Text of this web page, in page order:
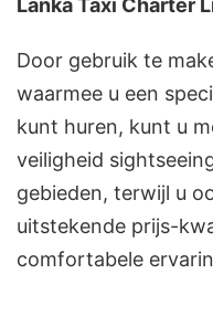
Lanka Taxi Charter
Door gebruik te
waarmee u een
kunt huren, kunt u
veiligheid
gebieden, terwijl u
uitstekende prijs-
comfortabele